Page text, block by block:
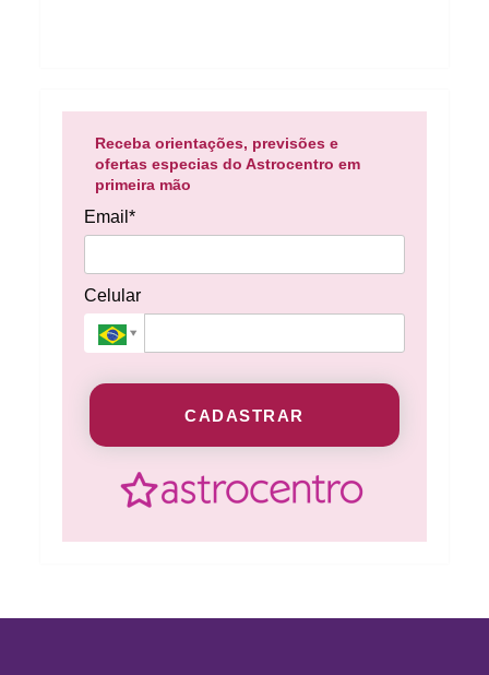
Receba orientações, previsões e
ofertas especias do Astrocentro em
primeira mão
Email*
Celular
CADASTRAR